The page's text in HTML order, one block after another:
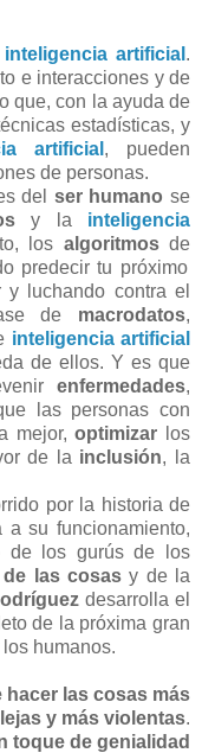
inteligencia artificial .
e interacciones y de
que, con la ayuda de
estadísticas, y
artificial , pueden
de personas.
del ser humano se
y la inteligencia
los algoritmos de
predecir tu próximo
y luchando contra el
de macrodatos,
inteligencia artificial
de ellos. Y es que
enfermedades,
las personas con
mejor,optimizar los
de la inclusión, la
por la historia de
a su funcionamiento,
de los gurús de los
de las cosasy de la
desarrolla el
de la próxima gran
humanos.
las cosas más
y más violentas.
toque de genialidad